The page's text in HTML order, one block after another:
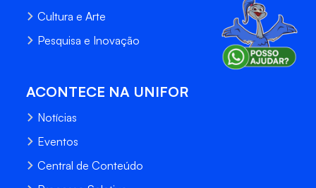
Cultura e Arte
Pesquisa e Inovação
ACONTECE NA UNIFOR
Notícias
Eventos
Central de Conteúdo